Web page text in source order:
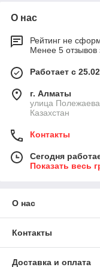
О нас
Рейтинг не
Менее 5 отзывов
Работает с
г. Алматы
улица
Казахстан
Контакты
Сегодня
Показать весь
О нас
Контакты
Доставка и оплата